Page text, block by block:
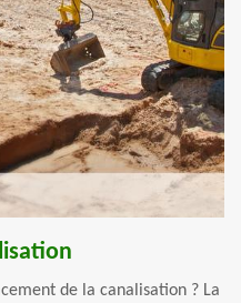
de la canalisation ? La